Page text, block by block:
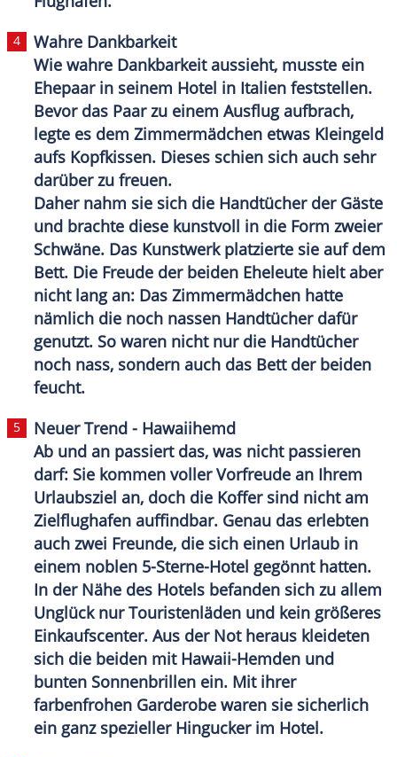
Wahre Dankbarkeit
Wie wahre Dankbarkeit aussieht, musste ein
Ehepaarin seinem Hotel in Italien feststellen.
Bevor das Paar zu einem Ausflug aufbrach,
legte es dem Zimmermädchen etwas Kleingeld
aufs Kopfkissen. Dieses schien sich auch sehr
darüber zu freuen.
Daher nahm sie sich die Handtücher der Gäste
und brachte diese kunstvoll in die Form zweier
Schwäne. Das Kunstwerk platzierte sie auf dem
Bett. Die Freude der beiden Eheleute hielt aber
nicht lang an: Das Zimmermädchen hatte
nämlich die noch nassen Handtücher dafür
genutzt. So waren nicht nur die Handtücher
noch nass, sondern auch das Bett der beiden
feucht.
Neuer Trend - Hawaiihemd
Ab und an passiert das, was nicht passieren
darf: Sie kommen voller Vorfreude an Ihrem
Urlaubsziel an, doch die Koffer sind nicht am
Zielflughafen auffindbar. Genau das erlebten
auch zwei Freunde, die sich einen Urlaub in
einem noblen 5-Sterne-Hotel gegönnt hatten.
In der Nähe des Hotels befanden sich zu allem
Unglück nur Touristenläden und kein größeres
Einkaufscenter. Aus der Not heraus kleideten
sich die beiden mit Hawaii-Hemden und
bunten Sonnenbrillen ein. Mit ihrer
farbenfrohen Garderobe waren sie sicherlich
ein ganz spezieller Hingucker im Hotel.